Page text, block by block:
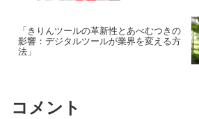
「きりんツールの革新性とあべむつきの
影響：デジタルツールが業界を変える方
法」
コメント